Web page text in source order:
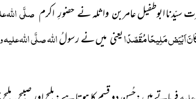
سیّدنا ابوطفیل عامربن واثلہنے حضورِ اکرم صلَّی اللہ
اَبْيَض مَلِيحًامُقَصّدًایعنیمیں نے رسولُاللہصلَّی اللہ